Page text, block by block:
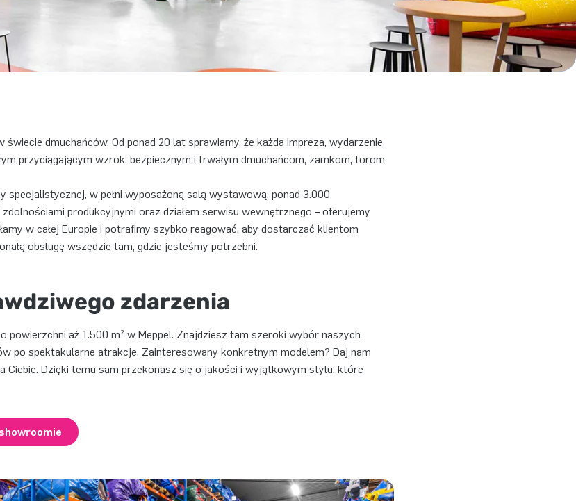
dmuchańców. Od ponad 20 lat sprawiamy, że każda impreza, wydarzenie
przyciągającym wzrok, bezpiecznym i trwałym dmuchańcom, zamkom, torom
specjalistycznej, w pełni wyposażoną salą wystawową, ponad 3.000
produkcyjnymi oraz działem serwisu wewnętrznego – oferujemy
w całej Europie i potrafimy szybko reagować, aby dostarczać klientom
obsługę wszędzie tam, gdzie jesteśmy potrzebni.
zdarzenia
aż 1.500 m² w Meppel. Znajdziesz tam szeroki wybór naszych
po spektakularne atrakcje. Zainteresowany konkretnym modelem? Daj nam
Ciebie. Dzięki temu sam przekonasz się o jakości i wyjątkowym stylu, które